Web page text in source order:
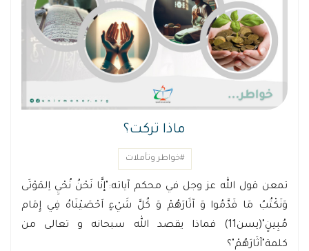
ماذا تركت؟
#خواطر وتأملات
تمعن قول الله عز وجل في محكم آياته:"إنَّا نَحْنُ نُحْيِ اِلمَوْتَى
وَنَكْتُبُ مَا قَدَّمُوا وَ آثَارَهُمْ وَ كُلَّ شَيْءٍ اَحْصَيْنَاهُ فِي إِمَام
مُبِينٍ"(يسن11) فماذا يقصد الله سبحانه و تعالى من
كلمة"آثَارَهُمْ"؟